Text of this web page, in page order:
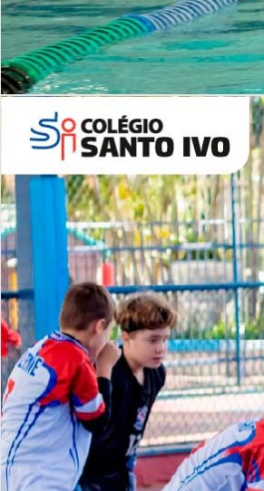
Período Integral | Saiba mais
Lista de vídeos
NOSSOCANAL